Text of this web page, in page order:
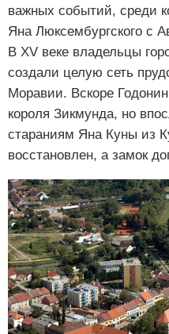
важных событий, среди
Яна Люксембургского с
В XV веке владельцы
создали целую сеть
Моравии. Вскоре
короля Зикмунда, но
стараниям Яна Куны из
восстановлен, а замок